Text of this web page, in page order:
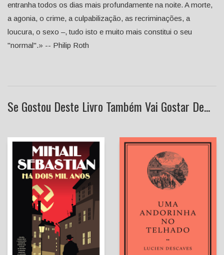
entranha todos os dias mais profundamente na noite. A morte,
a agonia, o crime, a culpabilização, as recriminações, a
loucura, o sexo –, tudo isto e muito mais constitui o seu
"normal".» -- Philip Roth
Se Gostou Deste Livro Também Vai Gostar De...
Há Dois Mil Anos
Mihail Sebastian
Tanty Ungureanu
(tradutora)
Uma Andorinha no Telhado
[Exclusivo E-Primatur n.º 3]
Lucien Descaves
Jéssica Reis Ricardo
(Tradutora)